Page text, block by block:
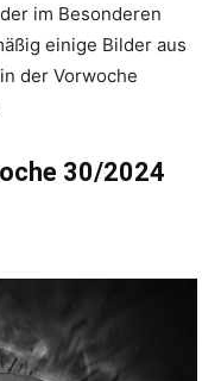
im Besonderen
einige Bilder aus
der Vorwoche
30/2024